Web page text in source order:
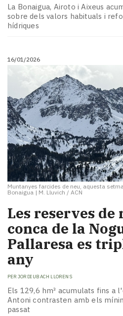
La Bonaigua, Airoto i Aixeus
sobre dels valors habituals i
hídriques
16/01/2026
Muntanyes farcides de neu, aquesta
Bonaigua | M. Lluvich / ACN
Les reserves de
conca de la
Pallaresa es
any
PER JORDI UBACH LLORENS
Els 129,6 hm³ acumulats fins a
Antoni contrasten amb els
passat